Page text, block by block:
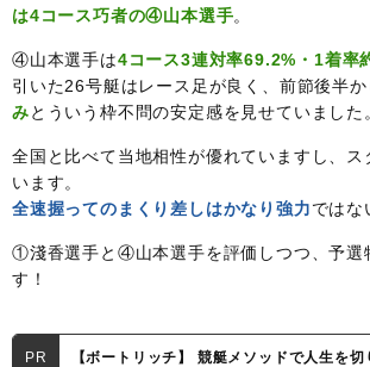
は4コース巧者の④山本選手。
④山本選手は4コース3連対率69.2%・1着率
引いた26号艇はレース足が良く、前節後半
みとういう枠不問の安定感を見せていました
全国と比べて当地相性が優れていますし、ス
います。
全速握ってのまくり差しはかなり強力ではな
①淺香選手と④山本選手を評価しつつ、予選
す！
PR 【ボートリッチ】 競艇メソッドで人生を切